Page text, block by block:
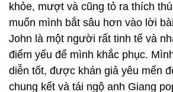
khỏe, mượt và cũng tỏ ra thích
muốn mình bắt sâu hơn vào lời
John là một người rất tinh tế và
điểm yếu để mình khắc phục.
diễn tốt, được khán giả yêu mến
chung kết và tái ngộ anh Giang